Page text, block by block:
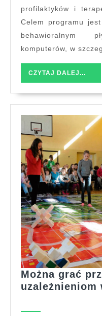
profilaktyków i
Celem programu jest
behawioralnym
komputerów, w
CZYTAJ DALEJ...
Można grać
uzależnieniom